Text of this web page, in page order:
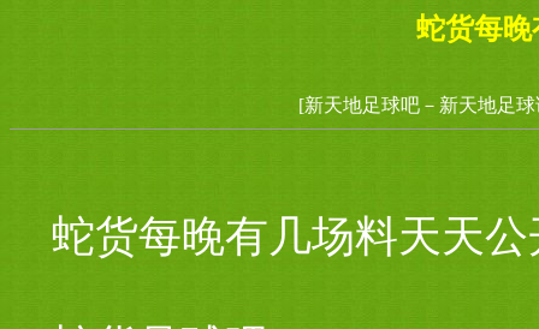
蛇货每
[新天地足球吧－新天地足
蛇货每晚有几场料天天公